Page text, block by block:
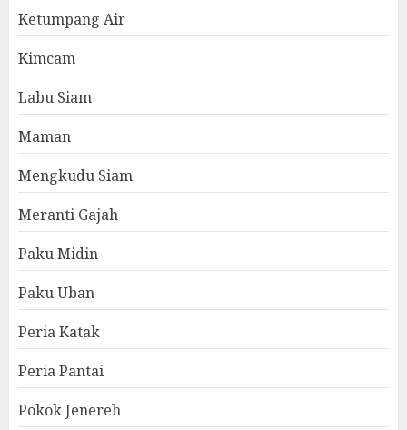
Ketumpang Air
Kimcam
Labu Siam
Maman
Mengkudu Siam
Meranti Gajah
Paku Midin
Paku Uban
Peria Katak
Peria Pantai
Pokok Jenereh